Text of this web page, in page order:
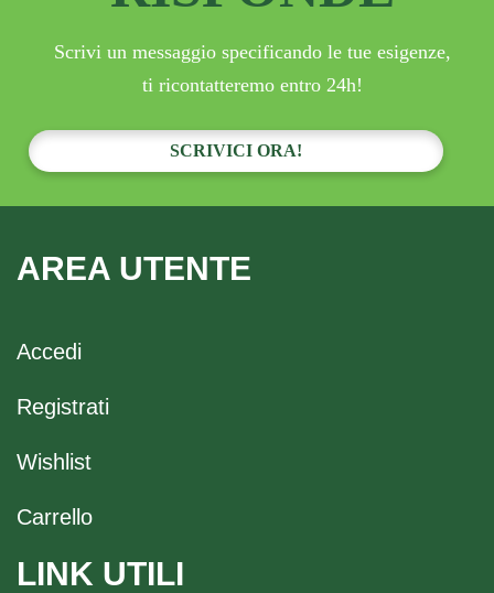
Scrivi un messaggio specificando le tue esigenze,
ti ricontatteremo entro 24h!
SCRIVICI ORA!
AREA UTENTE
Accedi
Registrati
Wishlist
Carrello
LINK UTILI